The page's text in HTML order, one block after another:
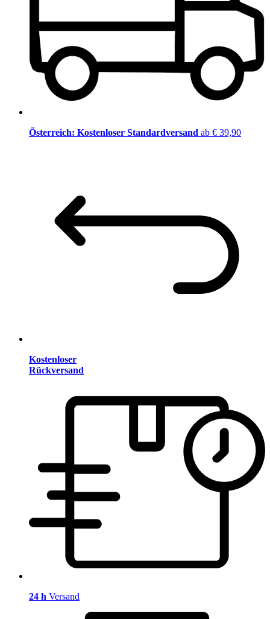
Österreich: Kostenloser Standardversand ab € 39,90
Kostenloser
Rückversand
24 h Versand